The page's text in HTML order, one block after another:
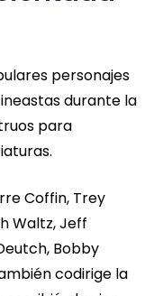
personajes
durante la
para
Coffin, Trey
Waltz, Jeff
Bobby
codirige la